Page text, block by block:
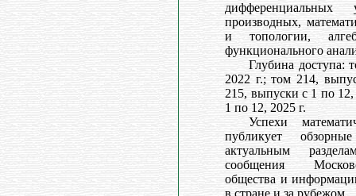
производных,
и топологии,
функционального
Глубина доступа:
2022 г.; том 214,
215, выпуски с 1 по
1 по 12, 2025 г.
Успехи
публикует
актуальным
сообщения
общества и
в стране и за рубежом.